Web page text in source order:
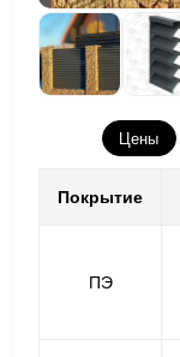
Цены
Покрытие
ПЭ